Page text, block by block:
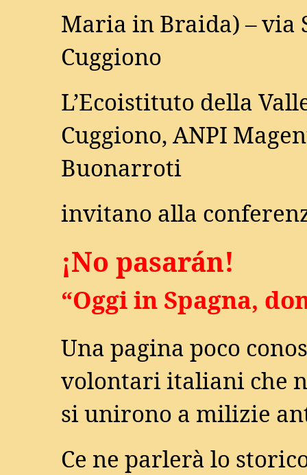
Maria in Braida) – via
Cuggiono
L’Ecoistituto della
Cuggiono, ANPI
Buonarroti
invitano alla
¡No pasarán!
“Oggi in Spagna,
Una pagina poco
volontari italiani che
si unirono a milizie
Ce ne parlerà lo